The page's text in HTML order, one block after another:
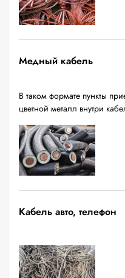
Медный кабель
В таком формате пункты
цветной металл внутри
Кабель авто, телефон